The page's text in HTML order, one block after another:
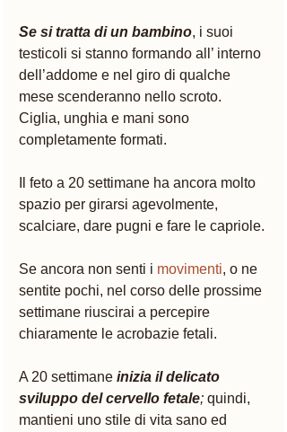
Se si tratta di un bambino, i suoi
testicoli si stanno formando all’ interno
dell’addome e nel giro di qualche
mese scenderanno nello scroto.
Ciglia, unghia e mani sono
completamente formati.
Il feto a 20 settimane ha ancora molto
spazio per girarsi agevolmente,
scalciare, dare pugni e fare le capriole.
Se ancora non senti i movimenti, o ne
sentite pochi, nel corso delle prossime
settimane riuscirai a percepire
chiaramente le acrobazie fetali.
A 20 settimane inizia il delicato
sviluppo del cervello fetale; quindi,
mantieni uno stile di vita sano ed